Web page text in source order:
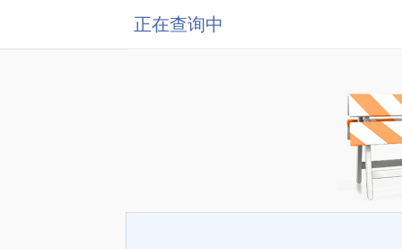
正在查询中